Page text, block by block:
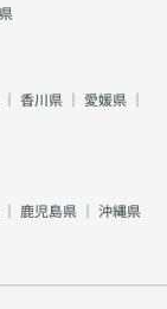
｜ 香川県 ｜ 愛媛県 ｜
｜ 鹿児島県 ｜ 沖縄県